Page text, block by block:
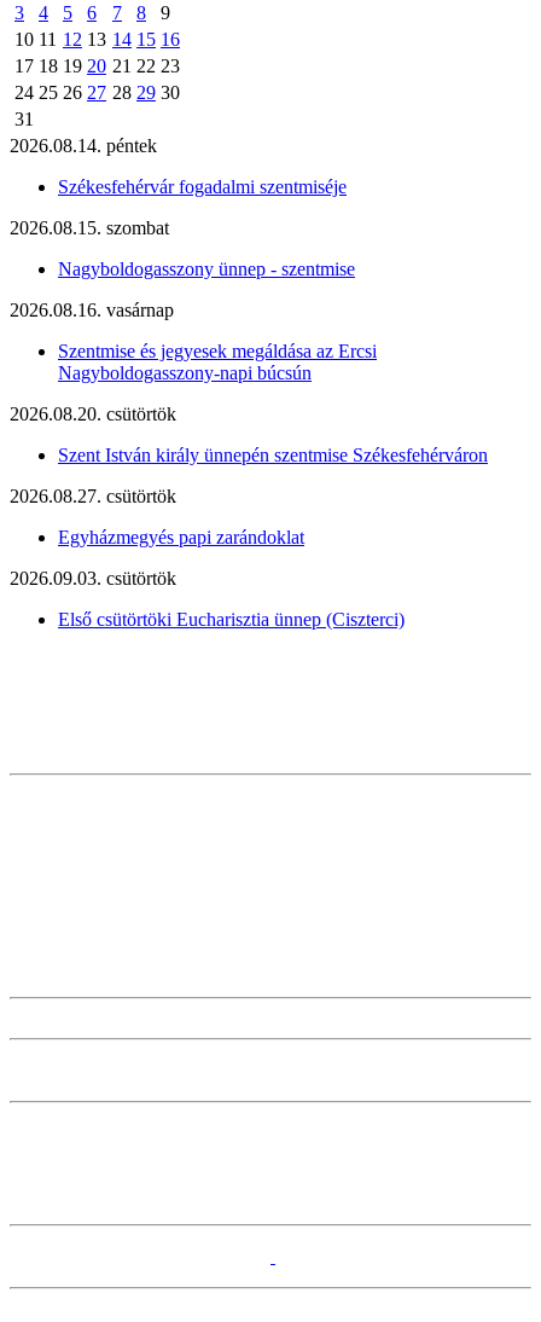
3
4 5 6 7 8
9
10 11 12 13 14 15 16
17 18 19 20 21 22 23
24 25 26 27 28 29 30
31
2026.08.14. péntek
Székesfehérvár fogadalmi szentmiséje
2026.08.15. szombat
Nagyboldogasszony ünnep - szentmise
2026.08.16. vasárnap
Szentmise és jegyesek megáldása az Ercsi
Nagyboldogasszony-napi búcsún
2026.08.20. csütörtök
Szent István király ünnepén szentmise Székesfehérváron
2026.08.27. csütörtök
Egyházmegyés papi zarándoklat
2026.09.03. csütörtök
Első csütörtöki Eucharisztia ünnep (Ciszterci)